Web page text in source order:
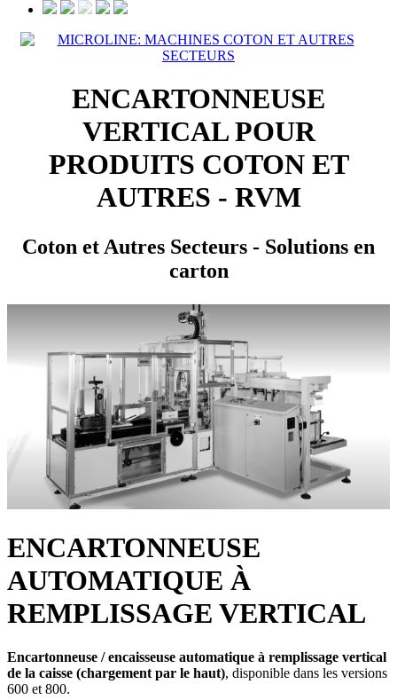
ENCARTONNEUSE
VERTICAL POUR
PRODUITS COTON ET
AUTRES - RVM
Coton et Autres Secteurs - Solutions en
carton
ENCARTONNEUSE
AUTOMATIQUE À
REMPLISSAGE VERTICAL
Encartonneuse / encaisseuse automatique à remplissage vertical
de la caisse (chargement par le haut), disponible dans les versions
600 et 800.